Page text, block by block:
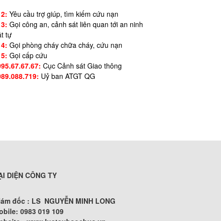
Yêu cầu trợ giúp, tìm kiếm cứu nạn
Gọi công an, cảnh sát liên quan tới an ninh
tự
Gọi phòng cháy chữa cháy, cứu nạn
Gọi cấp cứu
Cục Cảnh sát Giao thông
Uỷ ban ATGT QG
DIỆN CÔNG TY
đốc : LS NGUYỄN MINH LONG
0983 019 109